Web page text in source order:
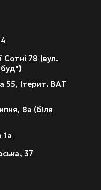
Сотні 78 (вул.
55, (терит. ВАТ
8а (біля
1а
37